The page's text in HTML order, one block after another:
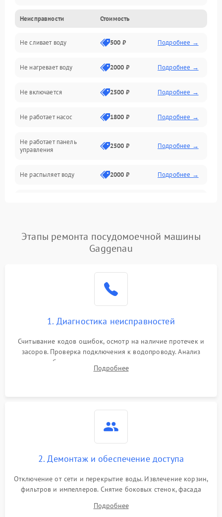
Управление
Электропитание
Датчики
Нагрев
Вода
Гигиена
Программное обеспечение
Неисправности Стоимость
Не сливает воду 500 ₽ Подробнее →
Не нагревает воду 2000 ₽ Подробнее →
Не включается 2500 ₽ Подробнее →
Не работает насос 1800 ₽ Подробнее →
Не работает панель
управления
2500 ₽ Подробнее →
Не распыляет воду 2000 ₽ Подробнее →
Проблемы с набором
воды
1800 ₽ Подробнее →
1700 ₽
циркуляционным насосом
2100 ₽ Подробнее →
Этапы ремонта посудомоечной машины
Gaggenau
1. Диагностика неисправностей
Считывание кодов ошибок, осмотр на наличие протечек и
засоров. Проверка подключения к водопроводу. Анализ
жалоб на отсутствие слива, нагрева, вращения
разбрызгивателей или срабатывание системы защиты
Подробнее
2. Демонтаж и обеспечение доступа
Отключение от сети и перекрытие воды. Извлечение корзин,
фильтров и импеллеров. Снятие боковых стенок, фасада
циркуляционному насосу, ТЭНу и сливной помпе.
Подробнее